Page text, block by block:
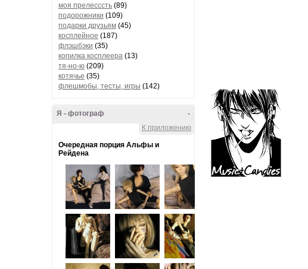
моя прелесссть (89)
подорожники (109)
подарки друзьям (45)
косплейное (187)
флэшбэки (35)
копилка косплеера (13)
тя-но-ю (209)
котячье (35)
флешмобы, тесты, игры (142)
-
Я - фотограф
К приложению
Очередная порция Альфы и
Рейдена